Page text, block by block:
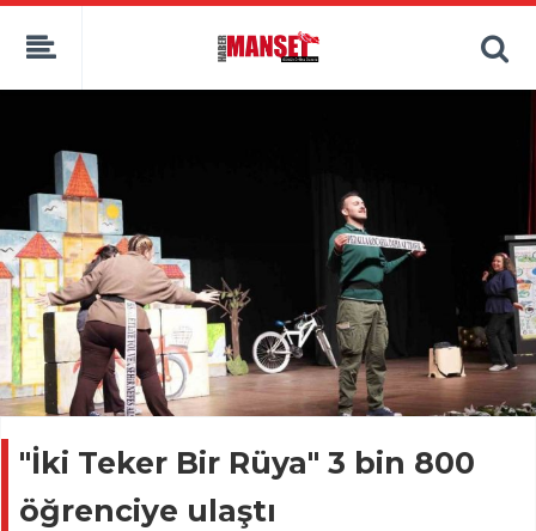
"İki Teker Bir Rüya" 3 bin 800
öğrenciye ulaştı